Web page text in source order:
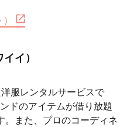
イ）
服レンタルサービスで
ドのアイテムが借り放題
。また、プロのコーディネ